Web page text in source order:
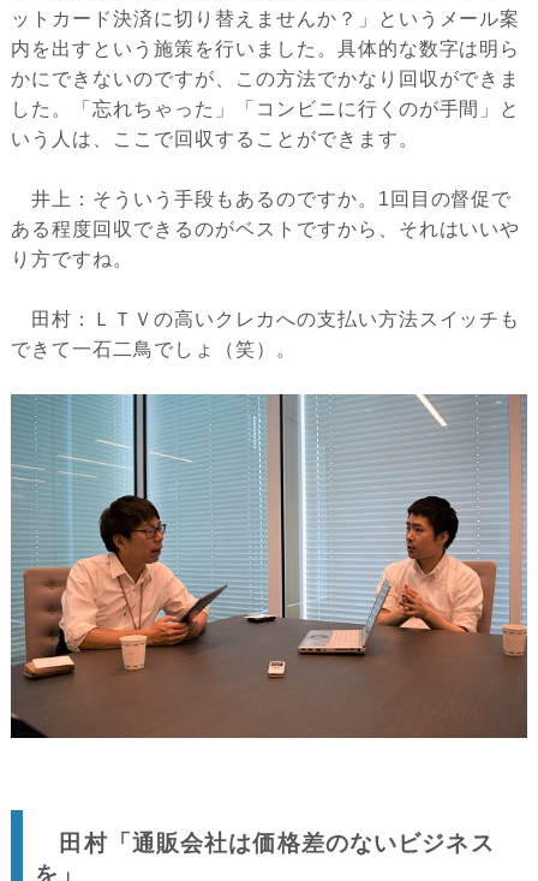
ットカード決済に切り替えませんか？」というメール案
内を出すという施策を行いました。具体的な数字は明ら
かにできないのですが、この方法でかなり回収ができま
した。「忘れちゃった」「コンビニに行くのが手間」と
いう人は、ここで回収することができます。
井上：そういう手段もあるのですか。1回目の督促で
ある程度回収できるのがベストですから、それはいいや
り方ですね。
田村：ＬＴＶの高いクレカへの支払い方法スイッチも
できて一石二鳥でしょ（笑）。
田村「通販会社は価格差のないビジネス
を」